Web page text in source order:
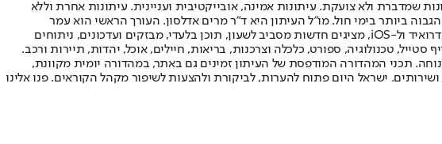
שמדברת ולא צועקת. עיתונות אמינה, אובייקטיבית ועניינית. עיתונות אחרת וללא
לעיתון הישראלי בעל שיעור החשיפה הגבוה ביותר בימי חול. מו"ל העיתון היא ד"ר מרים אדלסון. העורך הראשי הוא עמר
לחמנוביץ, והעורך המייסד הוא עמוס רגב. אתרי האינטרנט של "ישראל היום" בעברית ובאנגלית, כמו כן היישומונים (אפליקציות) לאנדרואיד ול-iOS, מציגים חדשות מסביב לשעון, תוכן בלעדי, מבזקים ועדכונים, ניתוחים
טכנולוגיה, ספורט, כלכלה וצרכנות, בריאות, חיילים, אוכל, יהדות, תיירות ורכב.
תכני המהדורה המודפסת של העיתון זמינים גם באתר, במהדורה יומית מקוונת,
ישראל היום פתוח להערות, לביקורת ולהצעות לשיפור מקהל הקוראים. פנו אלינו